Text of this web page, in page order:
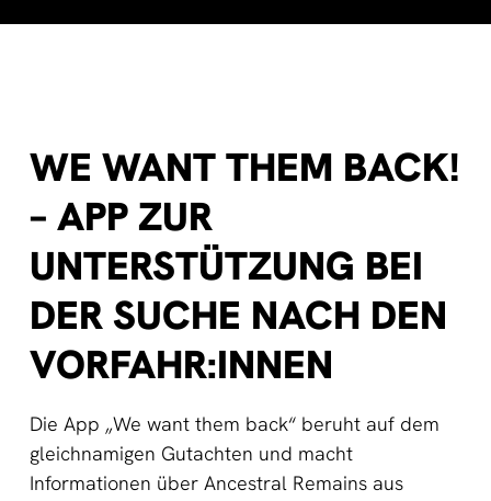
WE WANT THEM BACK!
– APP ZUR
UNTERSTÜTZUNG BEI
DER SUCHE NACH DEN
VORFAHR:INNEN
Die App „We want them back“ beruht auf dem
gleichnamigen Gutachten und macht
Informationen über Ancestral Remains aus